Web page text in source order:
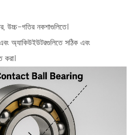
উচ্চ-গতির নকশাগুলিতে।
অ্যাকিউইউটরগুলিতে সঠিক এবং
করা।